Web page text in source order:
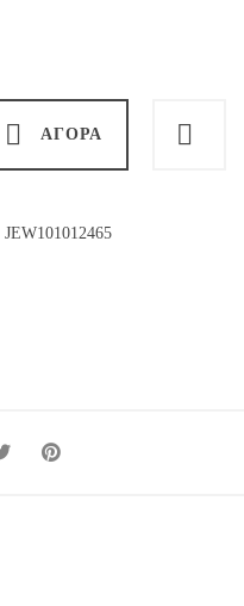
€10.40.
ΑΓΟΡΆ
JEW101012465